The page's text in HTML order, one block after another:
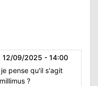
12/09/2025 - 14:00
pense qu'il s'agit
?